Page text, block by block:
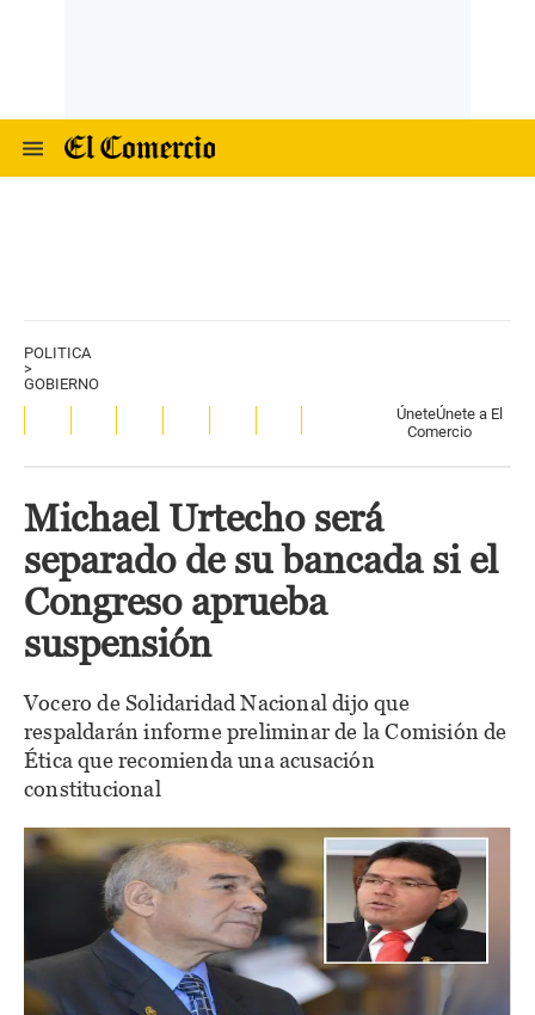
POLITICA
>
GOBIERNO
ÚneteÚnete a El
Comercio
Michael Urtecho será
separado de su bancada si el
Congreso aprueba
suspensión
Vocero de Solidaridad Nacional dijo que
respaldarán informe preliminar de la Comisión de
Ética que recomienda una acusación
constitucional